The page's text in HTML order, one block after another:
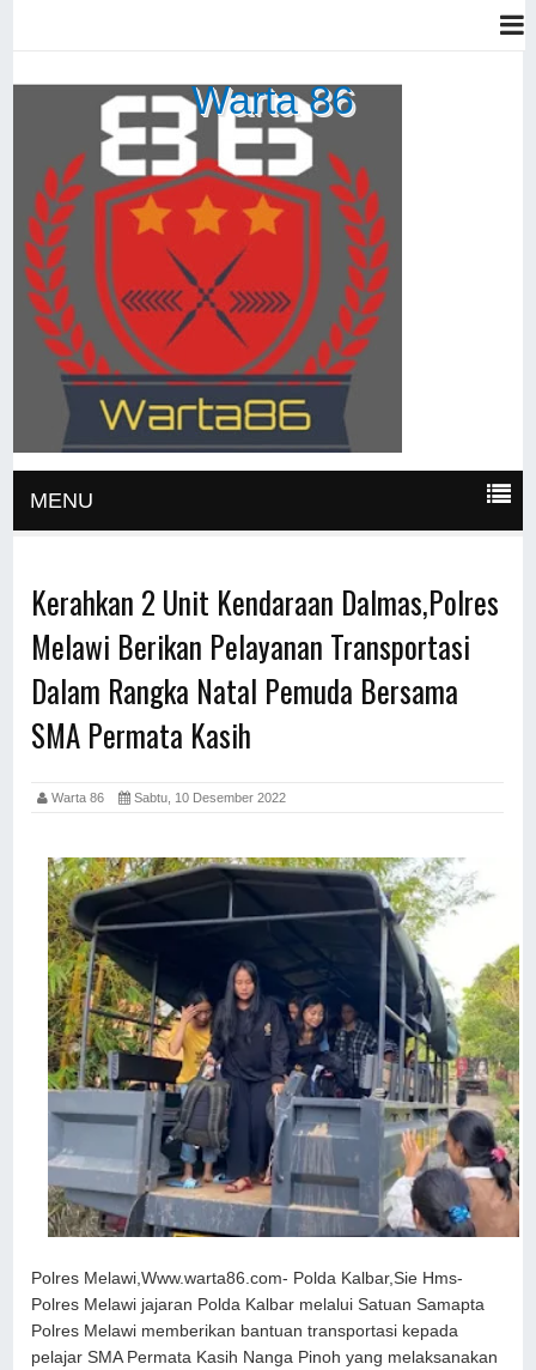
Warta 86
MENU
Kerahkan 2 Unit Kendaraan Dalmas,Polres
Melawi Berikan Pelayanan Transportasi
Dalam Rangka Natal Pemuda Bersama
SMA Permata Kasih
Warta 86 Sabtu, 10 Desember 2022
Polres Melawi,Www.warta86.com- Polda Kalbar,Sie Hms-
Polres Melawi jajaran Polda Kalbar melalui Satuan Samapta
Polres Melawi memberikan bantuan transportasi kepada
pelajar SMA Permata Kasih Nanga Pinoh yang melaksanakan